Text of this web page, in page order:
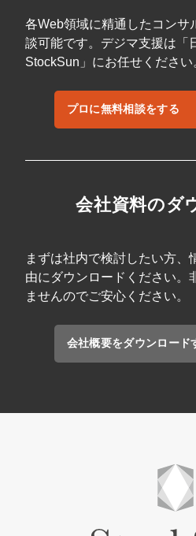
各Web領域に精通したコンサ
談可能です。デジマ支援は「
StockSun」にお任せください
プロに無料相談をする
会社資料のダ
まずは社内で検討したい方、
由にダウンロードください。
ませんのでご安心ください。
会社概要をダウンロード